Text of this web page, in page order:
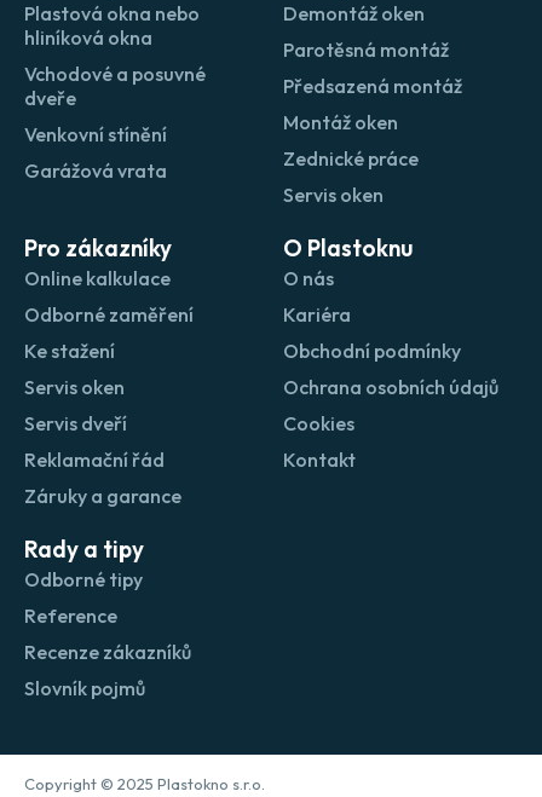
Plastová okna nebo
hliníková okna
Vchodové a posuvné
dveře
Venkovní stínění
Garážová vrata
Demontáž oken
Parotěsná montáž
Předsazená montáž
Montáž oken
Zednické práce
Servis oken
Pro zákazníky
Online kalkulace
Odborné zaměření
Ke stažení
Servis oken
Servis dveří
Reklamační řád
Záruky a garance
O Plastoknu
O nás
Kariéra
Obchodní podmínky
Ochrana osobních údajů
Cookies
Kontakt
Rady a tipy
Odborné tipy
Reference
Recenze zákazníků
Slovník pojmů
Copyright © 2025 Plastokno s.r.o.